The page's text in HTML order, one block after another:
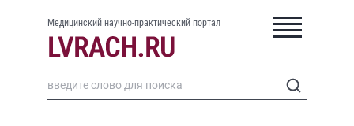
Медицинский научно-практический портал